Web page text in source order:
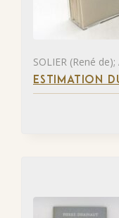
SOLIER (René
ESTIMATION